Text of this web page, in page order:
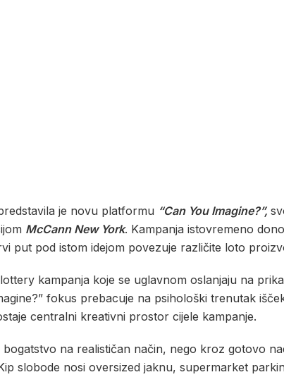
je novu platformu “Can You Imagine?”,
McCann New York. Kampanja istovremeno
put pod istom idejom povezuje različite loto
kampanja koje se uglavnom oslanjaju na
fokus prebacuje na psihološki trenutak
centralni kreativni prostor cijele kampanje.
na realističan način, nego kroz gotovo
slobode nosi oversized jaknu, supermarket